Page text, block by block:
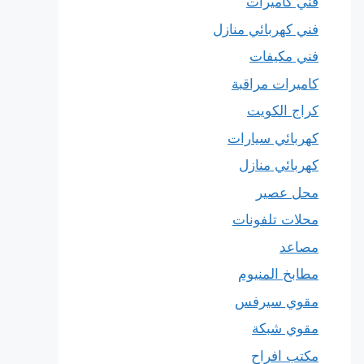
فني كهربائي منازل
فني مكيفات
كاميرات مراقبة
كراج الكويت
كهربائي سيارات
كهربائي منازل
محل عصير
محلات تلفونات
مصاعد
مطابخ المنيوم
مقوي سيرفس
مقوي شبكة
مكتب افراح